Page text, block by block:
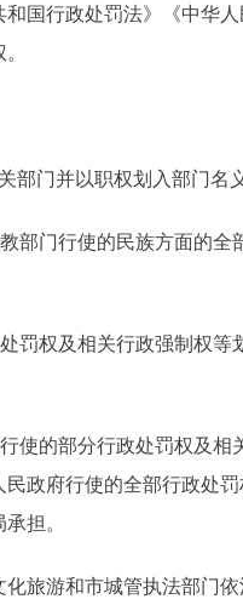
国行政处罚法》《中华
门并以职权划入部门名
门行使的民族方面的全
权及相关行政强制权等
的部分行政处罚权及相
政府行使的全部行政处
担。
游和市城管执法部门依